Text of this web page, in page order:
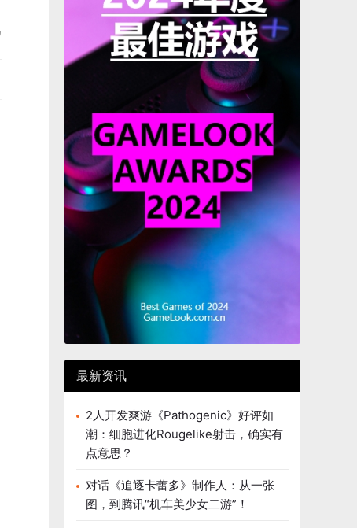
最新资讯
2人开发爽游《Pathogenic》好评如
潮：细胞进化Rougelike射击，确实有
点意思？
对话《追逐卡蕾多》制作人：从一张
图，到腾讯“机车美少女二游”！